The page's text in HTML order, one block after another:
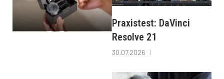
Praxistest: DaVinci
Resolve 21
30.07.2026